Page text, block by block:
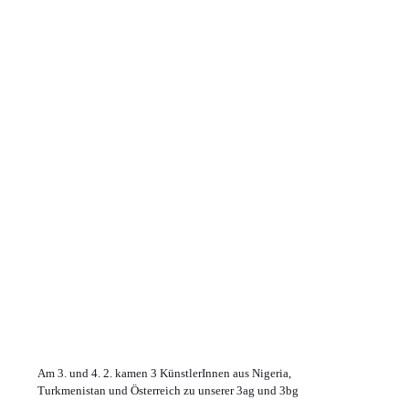
Am 3. und 4. 2. kamen 3 KünstlerInnen aus Nigeria,
Turkmenistan und Österreich zu unserer 3ag und 3bg